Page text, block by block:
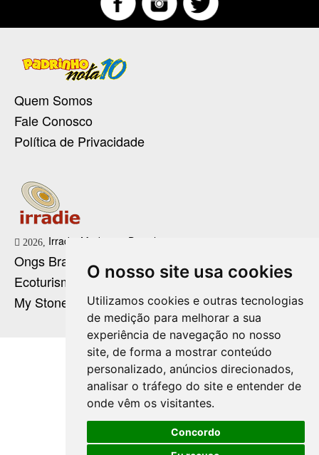
O nosso site usa cookies
Utilizamos cookies e outras tecnologias
de medição para melhorar a sua
experiência de navegação no nosso
site, de forma a mostrar conteúdo
personalizado, anúncios direcionados,
analisar o tráfego do site e entender de
onde vêm os visitantes.
Concordo
Quem Somos
Fale Conosco
Política de Privacidade
2026, Irradie Marketing Digital
Ongs Brasil
Ecoturismo no Brasil
My Stone Cristaloterapia